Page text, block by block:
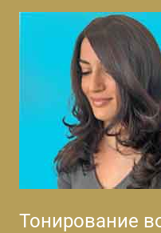
Тонирование